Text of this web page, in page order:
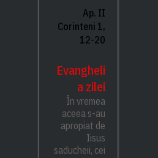
Ap. II
Corinteni 1,
12-20
Evangheli
a zilei
În vremea
aceea s-au
apropiat de
Iisus
saducheii, cei